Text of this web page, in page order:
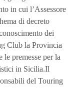
in cui l’Assessore
di decreto
dei
Club la Provincia
le premesse per la
in Sicilia.Il
del Touring